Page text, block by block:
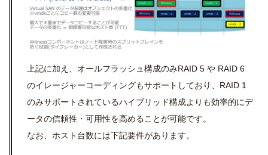
上記に加え、オールフラッシュ構成のみRAID 5 や RAID 6
のイレージャーコーディングもサポートしており、 RAID 1
のみサポートされているハイブリッド構成よりも効率的にデ
ータの信頼性・可用性を高めることが可能です。
なお、ホスト台数には下記要件があります。